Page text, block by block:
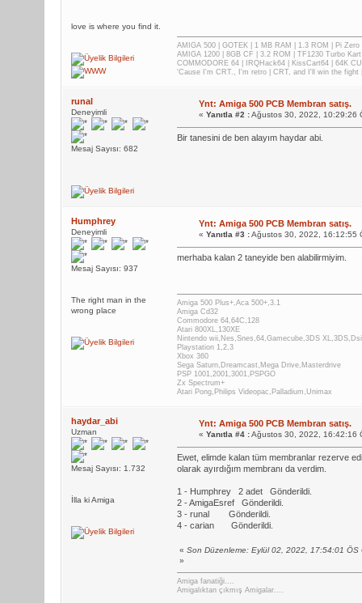
love is where you find it.
AMIGA 500 | GOTEK | 1 MB RAM | 1.3 ROM | Pi Zero
AMIGA 1200 | 8GB CF | 3.2 ROM | TF1230 Turbo
COMMODORE 64 | IRQHack64 | KissCart64 | 64K
'Cause I'm CRT., I'm retro | CRT, and I'll win the
runal
Deneyimli
Mesaj Sayısı: 682
Ynt: Amiga 500 PCB Membran satış.
« Yanıtla #2 :Ağustos 30, 2022, 10:29:26
Bir tanesini de ben alayım haydar abi.
Humphrey
Deneyimli
Mesaj Sayısı: 937
The right man in the
wrong place
Ynt: Amiga 500 PCB Membran satış.
« Yanıtla #3 :Ağustos 30, 2022, 16:12:55
merhaba kalan 2 taneyide ben alabilirmiyim.
Amiga 500 Plus+,Aca 500+,3.1
Amiga Cd32
Commodore 64,64C,128
Atari 800XL,130XE
Nintendo wii,Nes,Snes,64,Gamecube,3DS
Playstation 1,2,3
Xbox 360
Sega Saturn,Dreamcast,Mega Drive,Masterdrive
PSP 1001,2001,3001,PSPGO
Zx Spectrum+
Atari Pong,Philips Videopac,Palladium,Unimax
haydar_abi
Uzman
Mesaj Sayısı: 1.732
İlla ki Amiga
Ynt: Amiga 500 PCB Membran satış.
« Yanıtla #4 :Ağustos 30, 2022, 16:42:16
Ewet, elimde kalan tüm membranlar rezerve
olarak ayırdığım membranı da verdim.
1 - Humphrey 2 adet Gönderildi.
2 - AmigaEsref Gönderildi.
3 - runal Gönderildi.
4 - carian Gönderildi.
« Son Düzenleme: Eylül 02, 2022, 17:54:01 ÖS
»
Amiga fanatiği....
Amigalıktan çıkmış Amigalar....